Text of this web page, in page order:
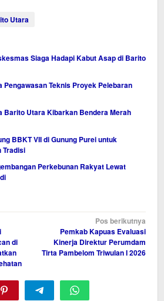
Utara
Siaga Hadapi Kabut Asap di Barito
Pengawasan Teknis Proyek Pelebaran
Barito Utara Kibarkan Bendera Merah
BBKT VII di Gunung Purei untuk
Tradisi
Perkebunan Rakyat Lewat
di
Pos berikutnya
Pemkab Kapuas Evaluasi
Kinerja Direktur Perumdam
Tirta Pambelom Triwulan I 2026